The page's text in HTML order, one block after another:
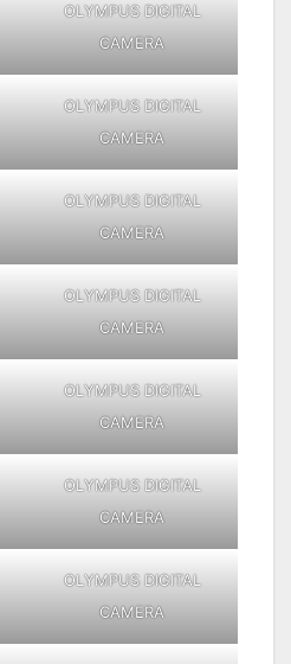
OLYMPUS DIGITAL
CAMERA
OLYMPUS DIGITAL
CAMERA
OLYMPUS DIGITAL
CAMERA
OLYMPUS DIGITAL
CAMERA
OLYMPUS DIGITAL
CAMERA
OLYMPUS DIGITAL
CAMERA
OLYMPUS DIGITAL
CAMERA